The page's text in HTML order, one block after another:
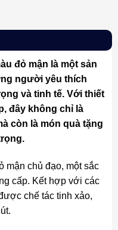
đỏ mận là một sản
người yêu thích
và tinh tế. Với thiết
đây không chỉ là
còn là món quà tặng
mận chủ đạo, một sắc
cấp. Kết hợp với các
chế tác tinh xảo,